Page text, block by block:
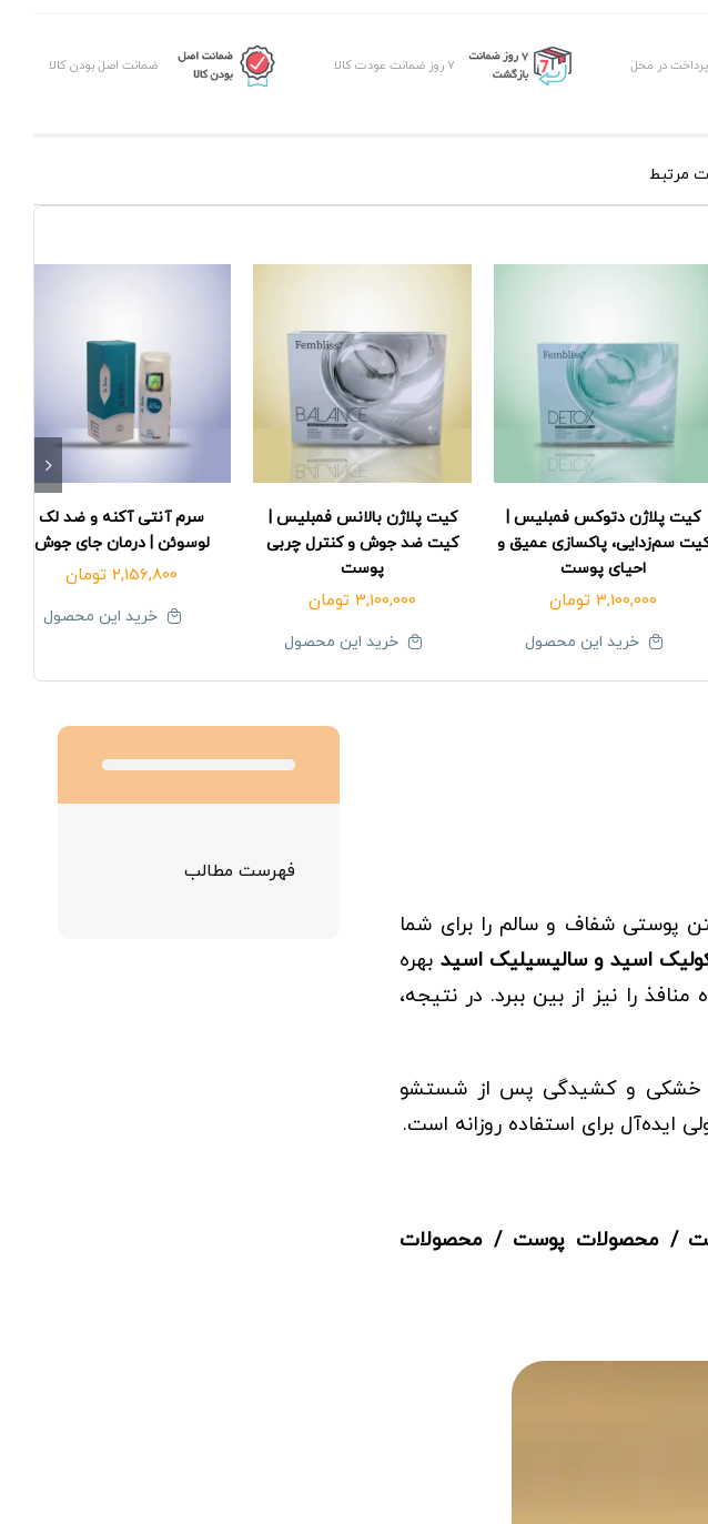
عدد
در محل ۷ روز ضمانت عودت کالا ضمانت اصل بودن کالا
مرتبط
کیت پلاژن دتوکس فمبلیس |
سم‌زدایی، پاکسازی عمیق و
احیای پوست
3,100,000 تومان
خرید این محصول
کیت پلاژن بالانس فمبلیس |
کیت ضد جوش و کنترل چربی
پوست
3,100,000 تومان
خرید این محصول
سرم آنتی آکنه و ضد لک
لوسوئن | درمان جای جوش
2,156,800 تومان
خرید این محصول
پوستی شفاف و سالم را برای شما
اسید و سالیسیلیک اسید بهره
را نیز از بین ببرد. در نتیجه،
خشکی و کشیدگی پس از شستشو
برای استفاده روزانه است.
/محصولات پوست / محصولات
فهرست مطالب